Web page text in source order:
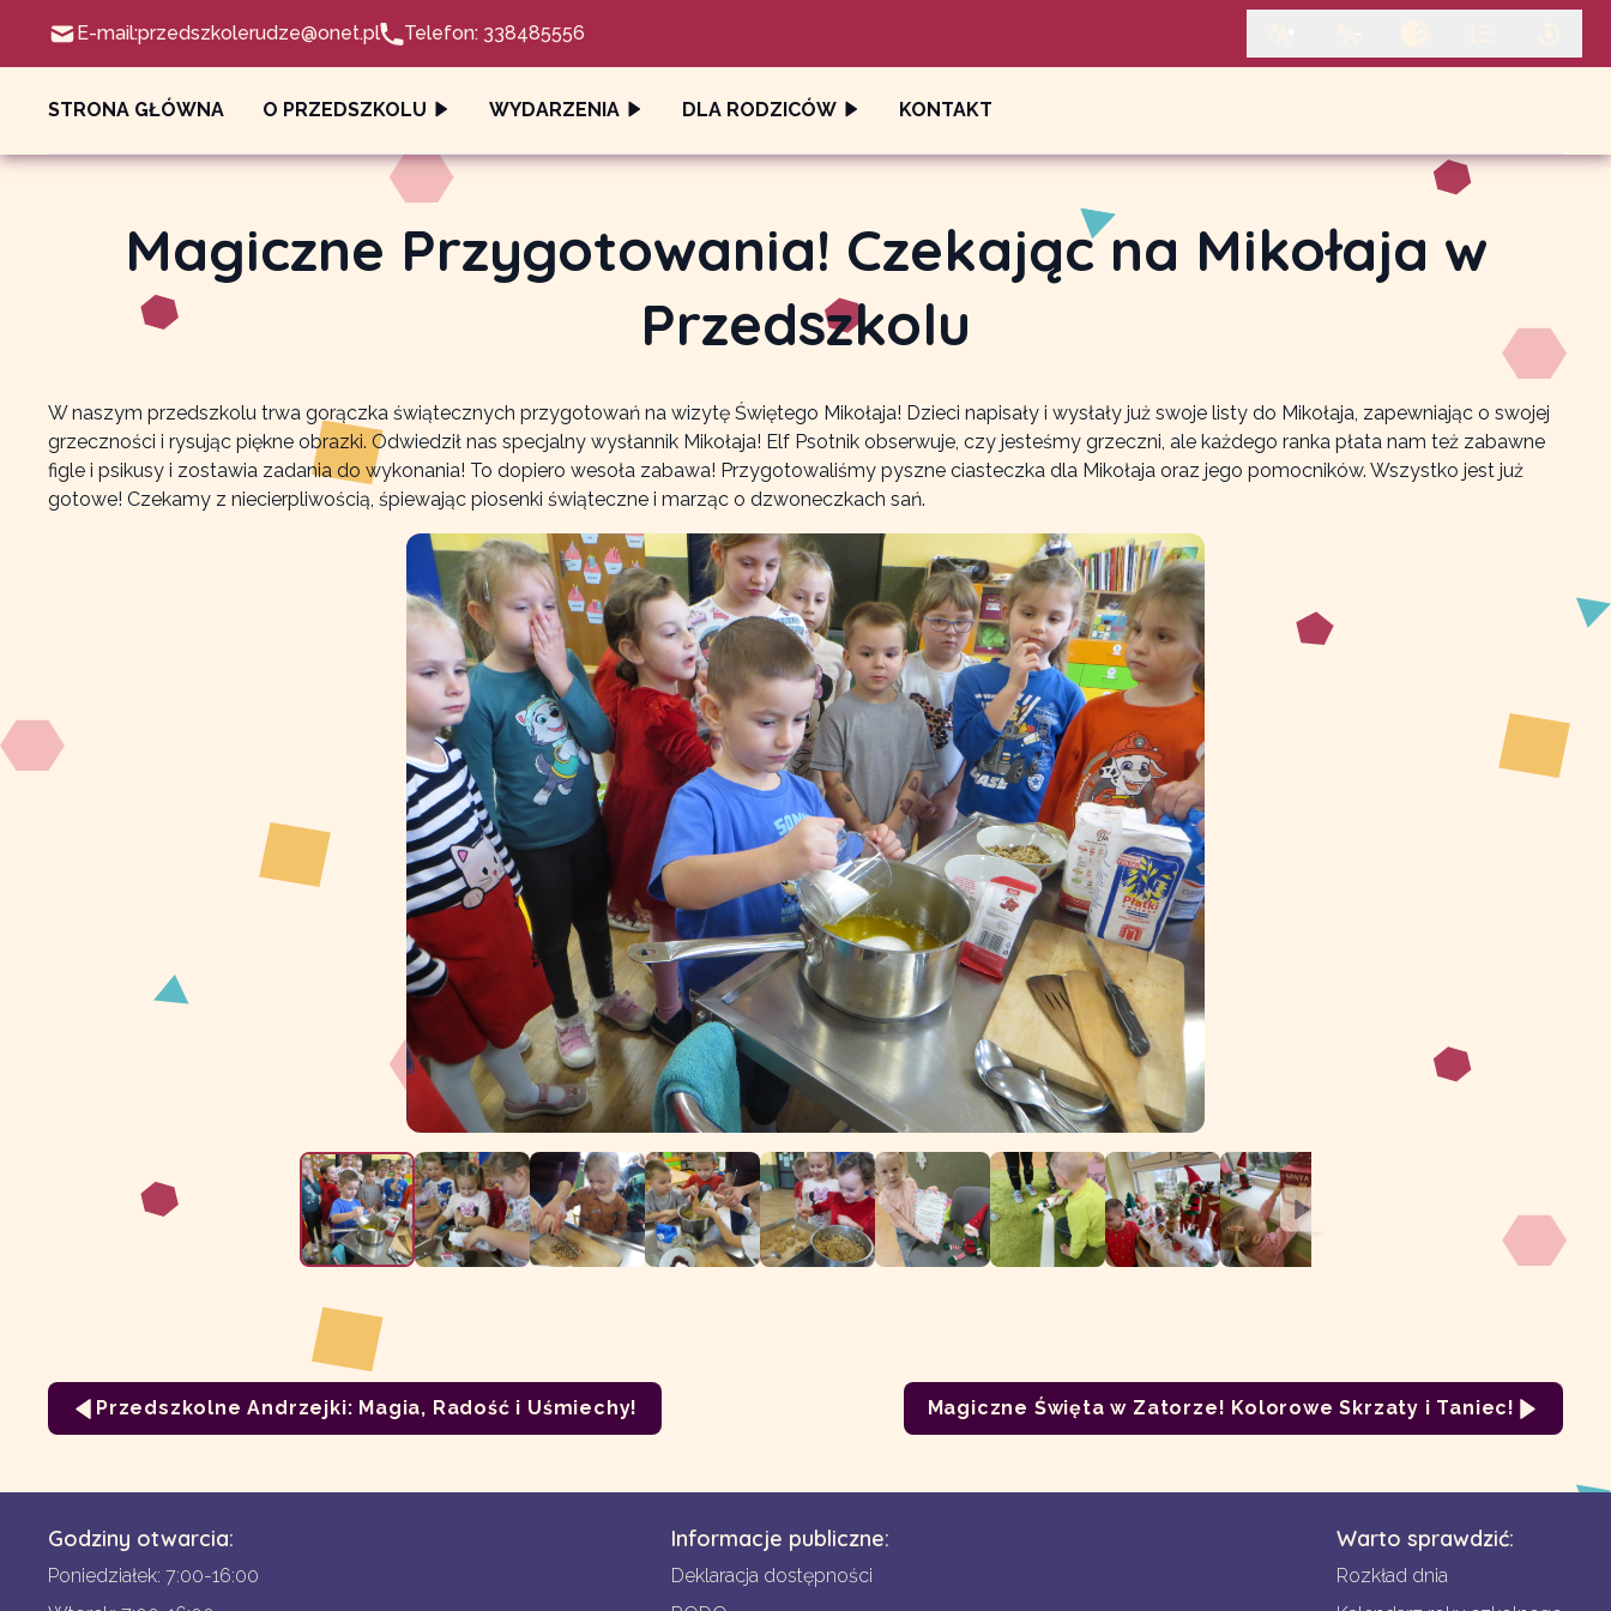
E-mail:przedszkolerudze@onet.pl Telefon: 338485556
STRONA GŁÓWNA O PRZEDSZKOLU WYDARZENIA DLA RODZICÓW KONTAKT
Magiczne Przygotowania! Czekając na Mikołaja w
Przedszkolu
W naszym przedszkolu trwa gorączka świątecznych przygotowań na wizytę Świętego Mikołaja! Dzieci napisały i wysłały już swoje listy do Mikołaja, zapewniając o swojej
grzeczności i rysując piękne obrazki. Odwiedził nas specjalny wysłannik Mikołaja! Elf Psotnik obserwuje, czy jesteśmy grzeczni, ale każdego ranka płata nam też zabawne
figle i psikusy i zostawia zadania do wykonania! To dopiero wesoła zabawa! Przygotowaliśmy pyszne ciasteczka dla Mikołaja oraz jego pomocników. Wszystko jest już
gotowe! Czekamy z niecierpliwością, śpiewając piosenki świąteczne i marząc o dzwoneczkach sań.
Przedszkolne Andrzejki: Magia, Radość i Uśmiechy! Magiczne Święta w Zatorze! Kolorowe Skrzaty i Taniec!
Godziny otwarcia:
Poniedziałek: 7:00-16:00
Informacje publiczne:
Deklaracja dostępności
Warto sprawdzić:
Rozkład dnia